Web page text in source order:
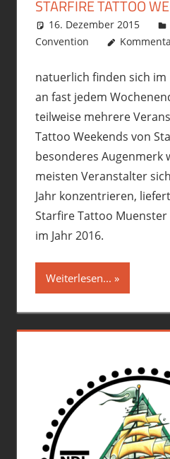
STARFIRE TATTOO
16. Dezember 2015
Convention
natuerlich finden sich im
an fast jedem
teilweise mehrere
Tattoo Weekends von
besonderes Augenmerk
meisten Veranstalter
Jahr konzentrieren,
Starfire Tattoo
im Jahr 2016.
Weiterlesen...